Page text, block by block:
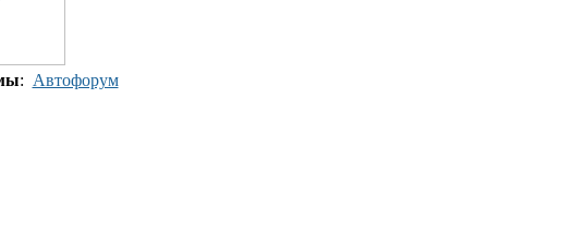
: Автофорум